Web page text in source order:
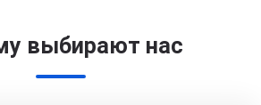
выбирают нас